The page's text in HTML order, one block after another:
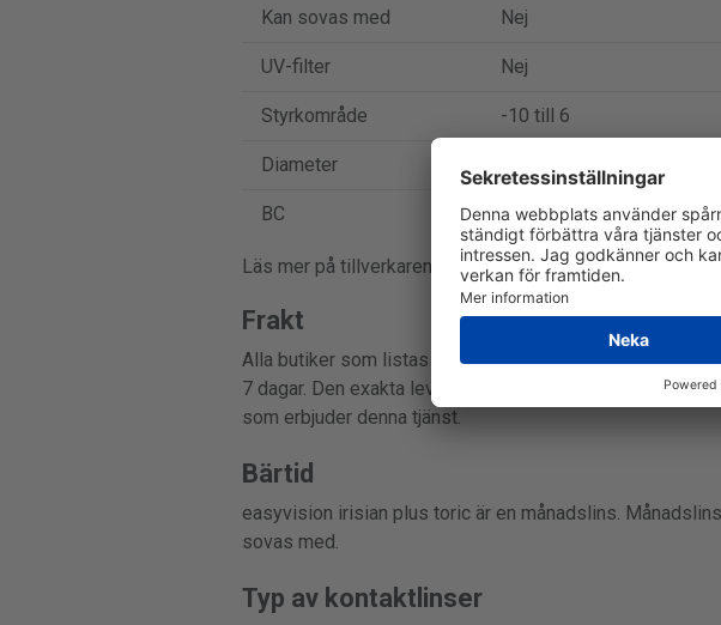
Kan sovas med Nej
UV-filter Nej
Styrkområde -10 till 6
Diameter
BC 8.7
Läs mer på tillverkarens egen webbplats:https://
Frakt
Alla butiker som listas på denna sida levererar till
7 dagar. Den exakta leveranstiden kan hittas på
som erbjuder denna tjänst.
Bärtid
easyvision irisian plus toric är en månadslins.
sovas med.
Typ av kontaktlinser